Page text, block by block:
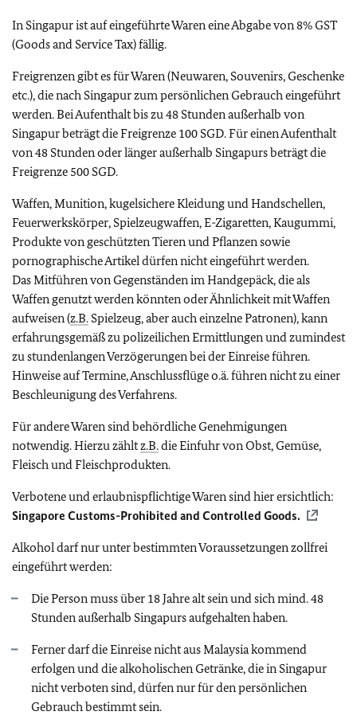
In Singapur ist auf eingeführte Waren eine Abgabe von 8% GST
(Goods and Service Tax) fällig.
Freigrenzen gibt es für Waren (Neuwaren, Souvenirs, Geschenke
etc.), die nach Singapur zum persönlichen Gebrauch eingeführt
werden. Bei Aufenthalt bis zu 48 Stunden außerhalb von
Singapur beträgt die Freigrenze 100 SGD. Für einen Aufenthalt
von 48 Stunden oder länger außerhalb Singapurs beträgt die
Freigrenze 500 SGD.
Waffen, Munition, kugelsichere Kleidung und Handschellen,
Feuerwerkskörper, Spielzeugwaffen, E-Zigaretten, Kaugummi,
Produkte von geschützten Tieren und Pflanzen sowie
pornographische Artikel dürfen nicht eingeführt werden.
Das Mitführen von Gegenständen im Handgepäck, die als
Waffen genutzt werden könnten oder Ähnlichkeit mit Waffen
aufweisen (z.B. Spielzeug, aber auch einzelne Patronen), kann
erfahrungsgemäß zu polizeilichen Ermittlungen und zumindest
zu stundenlangen Verzögerungen bei der Einreise führen.
Hinweise auf Termine, Anschlussflüge o.ä. führen nicht zu einer
Beschleunigung des Verfahrens.
Für andere Waren sind behördliche Genehmigungen
notwendig. Hierzu zähltz.B.die Einfuhr von Obst, Gemüse,
Fleisch und Fleischprodukten.
Verbotene und erlaubnispflichtige Waren sind hier ersichtlich:
Singapore Customs-Prohibited and Controlled Goods.
Alkohol darf nur unter bestimmten Voraussetzungen zollfrei
eingeführt werden:
Die Person muss über 18 Jahre alt sein und sich mind. 48
Stunden außerhalb Singapurs aufgehalten haben.
Ferner darf die Einreise nicht aus Malaysia kommend
erfolgen und die alkoholischen Getränke, die in Singapur
nicht verboten sind, dürfen nur für den persönlichen
Gebrauch bestimmt sein.